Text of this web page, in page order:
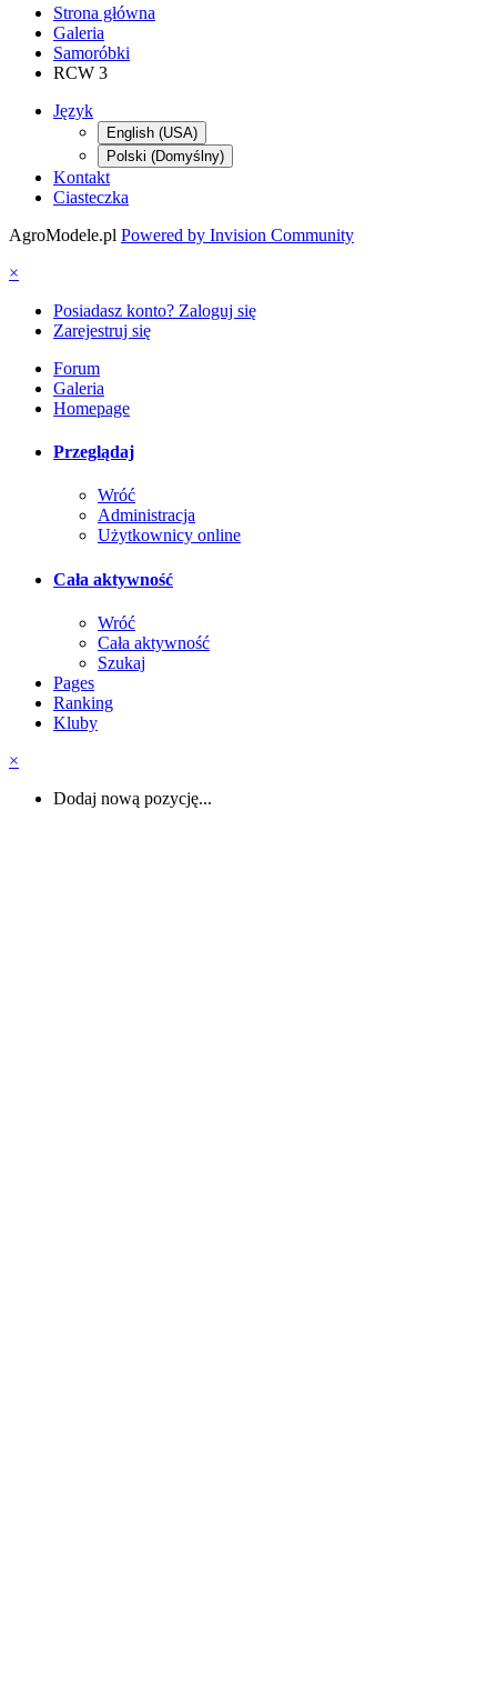
Strona główna
Galeria
Samoróbki
RCW 3
Język
English (USA)
Polski (Domyślny)
Kontakt
Ciasteczka
AgroModele.pl Powered by Invision Community
×
Posiadasz konto? Zaloguj się
Zarejestruj się
Forum
Galeria
Homepage
Przeglądaj
Wróć
Administracja
Użytkownicy online
Cała aktywność
Wróć
Cała aktywność
Szukaj
Pages
Ranking
Kluby
×
Dodaj nową pozycję...